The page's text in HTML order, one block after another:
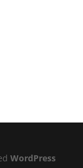
WordPress